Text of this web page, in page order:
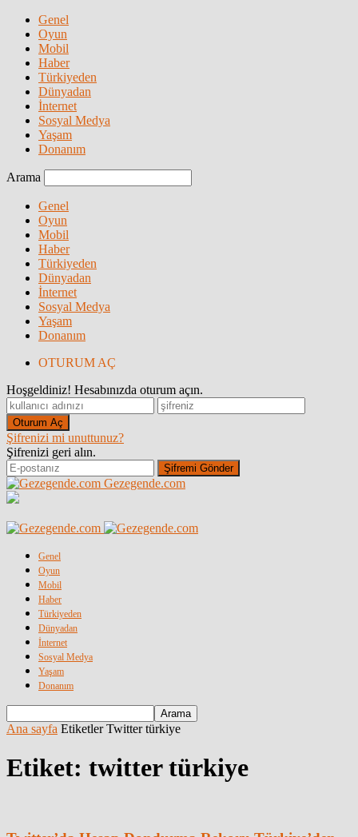
Genel
Oyun
Mobil
Haber
Türkiyeden
Dünyadan
İnternet
Sosyal Medya
Yaşam
Donanım
Arama
Genel
Oyun
Mobil
Haber
Türkiyeden
Dünyadan
İnternet
Sosyal Medya
Yaşam
Donanım
OTURUM AÇ
Hoşgeldiniz! Hesabınızda oturum açın.
Şifrenizi mi unuttunuz?
Şifrenizi geri alın.
Gezegende.com
Genel
Oyun
Mobil
Haber
Türkiyeden
Dünyadan
İnternet
Sosyal Medya
Yaşam
Donanım
Ana sayfa Etiketler Twitter türkiye
Etiket: twitter türkiye